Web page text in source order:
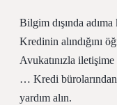
Bilgim dışında adıma
Kredinin alındığını
Avukatınızla
… Kredi
yardım alın.